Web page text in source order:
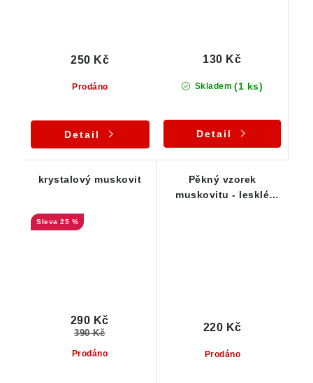
Prodáno
250 Kč
Detail
Skladem (1 ks)
130 Kč
Detail
krystalový muskovit
25 %
Prodáno
290 Kč
390 Kč
Pěkný vzorek
muskovitu - lesklé
Prodáno
220 Kč